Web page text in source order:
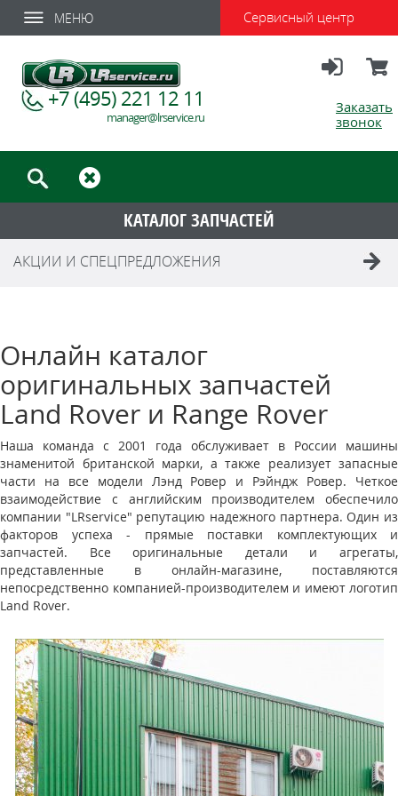
МЕНЮ Сервисный центр
Заказать
звонок
+7 (495) 221 12 11
manager@lrservice.ru
КАТАЛОГ ЗАПЧАСТЕЙ
АКЦИИ И СПЕЦПРЕДЛОЖЕНИЯ
Онлайн каталог
оригинальных запчастей
Land Rover и Range Rover
Наша команда с 2001 года обслуживает в России машины
знаменитой британской марки, а также реализует запасные
части на все модели Лэнд Ровер и Рэйндж Ровер. Четкое
взаимодействие с английским производителем обеспечило
компании "LRservice" репутацию надежного партнера. Один из
факторов успеха - прямые поставки комплектующих и
запчастей. Все оригинальные детали и агрегаты,
представленные в онлайн-магазине, поставляются
непосредственно компанией-производителем и имеют логотип
Land Rover.